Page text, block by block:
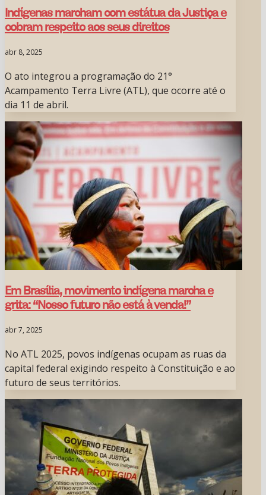
Indígenas marcham com estátua da Justiça e
cobram respeito aos seus direitos
abr 8, 2025
O ato integrou a programação do 21°
Acampamento Terra Livre (ATL), que ocorre até o
dia 11 de abril.
Em Brasília, movimento indígena marcha e
grita: “Nosso futuro não está à venda!”
abr 7, 2025
No ATL 2025, povos indígenas ocupam as ruas da
capital federal exigindo respeito à Constituição e ao
futuro de seus territórios.